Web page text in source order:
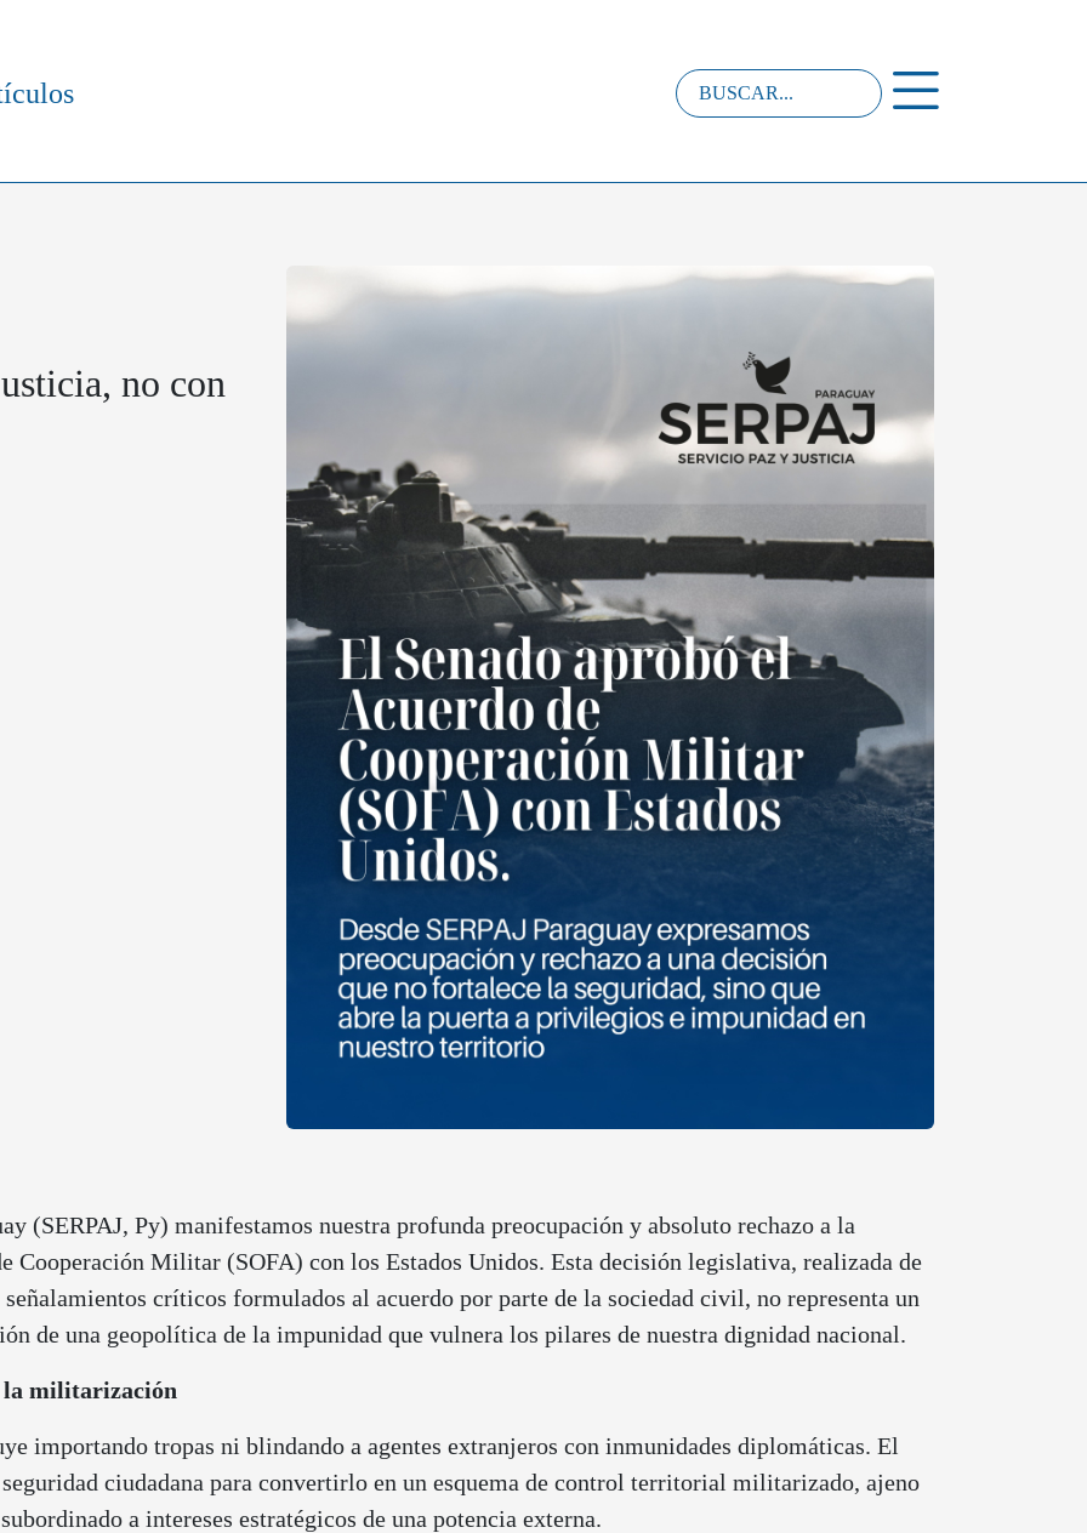
no con
(SERPAJ, Py) manifestamos nuestra profunda preocupación y absoluto rechazo a la
Cooperación Militar (SOFA) con los Estados Unidos. Esta decisión legislativa, realizada de
críticos formulados al acuerdo por parte de la sociedad civil, no representa un
de una geopolítica de la impunidad que vulnera los pilares de nuestra dignidad nacional.
la militarización
importando tropas ni blindando a agentes extranjeros con inmunidades diplomáticas. El
ciudadana para convertirlo en un esquema de control territorial militarizado, ajeno
a intereses estratégicos de una potencia externa.